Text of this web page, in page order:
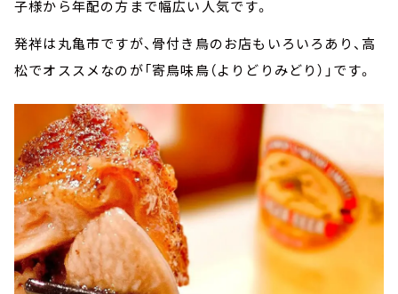
子様から年配の方まで幅広い人気です。
発祥は丸亀市ですが、骨付き鳥のお店もいろいろあり、高
松でオススメなのが「寄鳥味鳥（よりどりみどり）」です。